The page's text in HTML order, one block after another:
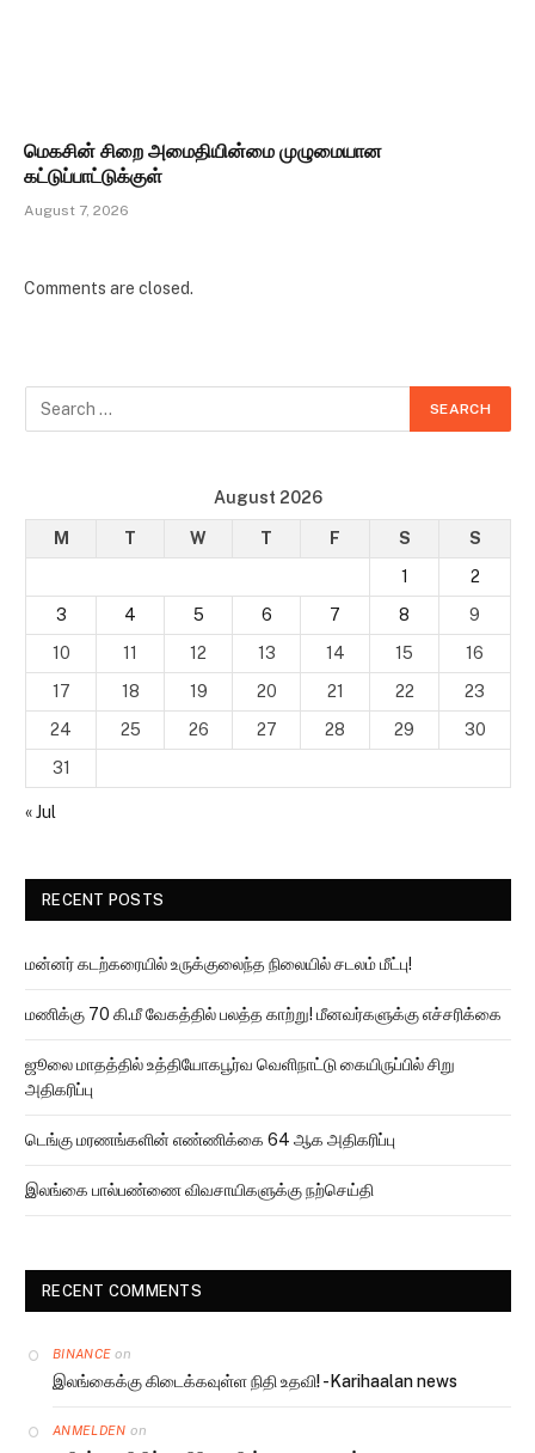
மெகசின் சிறை அமைதியின்மை முழுமையான
கட்டுப்பாட்டுக்குள்
August 7, 2026
Comments are closed.
August 2026
M T W T F S
S
1
2
3
4 5 6 7 8
9
10
11 12 13 14 15
16
17
18 19 20 21 22
23
24
25 26 27 28 29
30
31
« Jul
RECENT POSTS
மன்னர் கடற்கரையில் உருக்குலைந்த நிலையில் சடலம் மீட்பு!
மணிக்கு 70 கி.மீ வேகத்தில் பலத்த காற்று! மீனவர்களுக்கு எச்சரிக்கை
ஜூலை மாதத்தில் உத்தியோகபூர்வ வெளிநாட்டு கையிருப்பில் சிறு
அதிகரிப்பு
டெங்கு மரணங்களின் எண்ணிக்கை 64 ஆக அதிகரிப்பு
இலங்கை பால்பண்ணை விவசாயிகளுக்கு நற்செய்தி
RECENT COMMENTS
BINANCE on
இலங்கைக்கு கிடைக்கவுள்ள நிதி உதவி! -Karihaalan news
ANMELDEN on